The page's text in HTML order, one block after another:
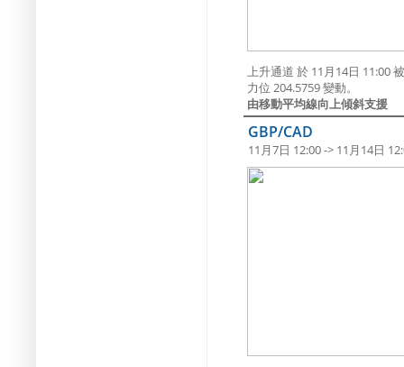
上升通道 於 11月14日 11:00
力位 204.5759 變動。
由移動平均線向上傾斜支援
GBP/CAD
11月7日 12:00 -> 11月14日